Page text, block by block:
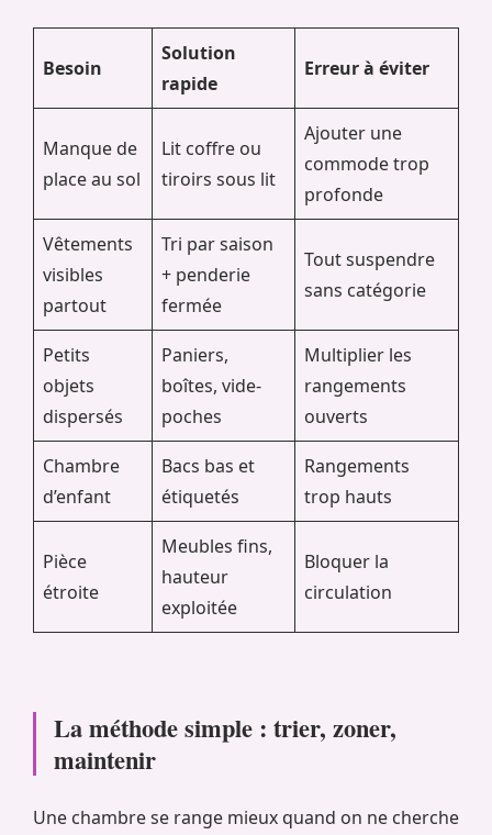
Besoin
Solution
rapide
Erreur à éviter
Manque de
place au sol
Lit coffre ou
tiroirs sous lit
Ajouter une
commode trop
profonde
Vêtements
visibles
partout
Tri par saison
+ penderie
fermée
Tout suspendre
sans catégorie
Petits
objets
dispersés
Paniers,
boîtes, vide-
poches
Multiplier les
rangements
ouverts
Chambre
d’enfant
Bacs bas et
étiquetés
Rangements
trop hauts
Pièce
étroite
Meubles fins,
hauteur
exploitée
Bloquer la
circulation
La méthode simple : trier, zoner,
maintenir
Une chambre se range mieux quand on ne cherche